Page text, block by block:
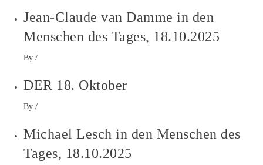
Jean-Claude van Damme in den
Menschen des Tages, 18.10.2025
By /
DER 18. Oktober
By /
Michael Lesch in den Menschen des
Tages, 18.10.2025